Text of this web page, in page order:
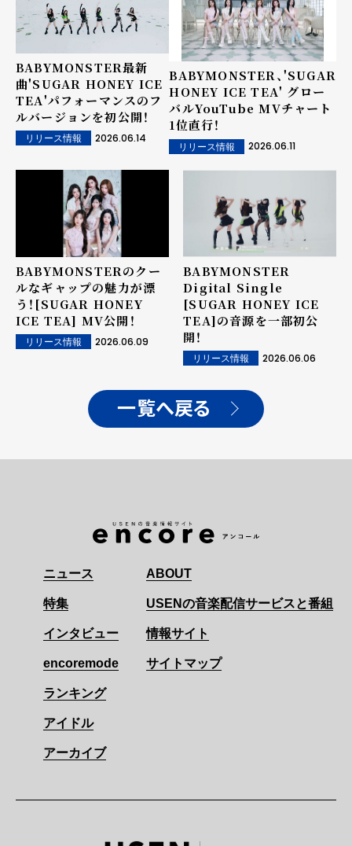
BABYMONSTER最新
曲'SUGAR HONEY ICE
TEA'パフォーマンスのフ
ルバージョンを初公開！
リリース情報 2026.06.14
BABYMONSTER、'SUGAR
HONEY ICE TEA' グロー
バルYouTube MVチャート
1位直行！
リリース情報 2026.06.11
BABYMONSTERのクー
ルなギャップの魅力が漂
う！[SUGAR HONEY
ICE TEA] MV公開！
リリース情報 2026.06.09
BABYMONSTER
Digital Single
[SUGAR HONEY ICE
TEA]の音源を一部初公
開！
リリース情報 2026.06.06
一覧へ戻る
ニュース
特集
インタビュー
encoremode
ランキング
アイドル
アーカイブ
ABOUT
USENの音楽配信サービスと番組
情報サイト
サイトマップ